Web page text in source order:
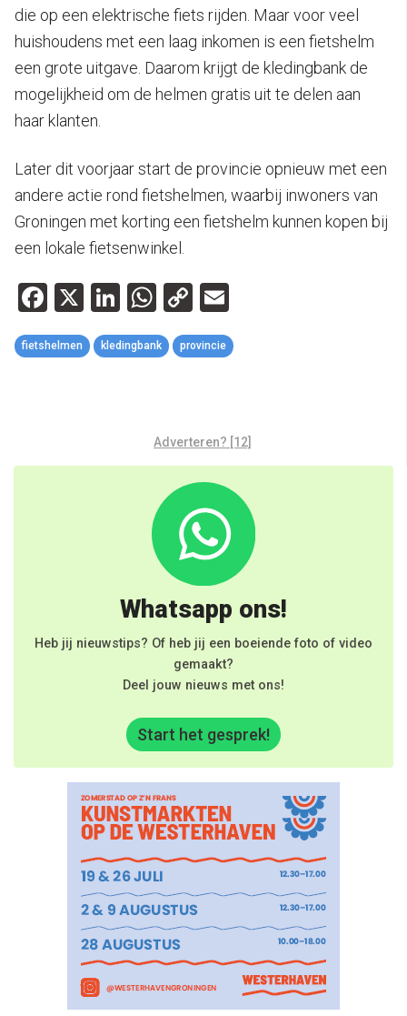
die op een elektrische fiets rijden. Maar voor veel
huishoudens met een laag inkomen is een fietshelm
een grote uitgave. Daarom krijgt de kledingbank de
mogelijkheid om de helmen gratis uit te delen aan
haar klanten.
Later dit voorjaar start de provincie opnieuw met een
andere actie rond fietshelmen, waarbij inwoners van
Groningen met korting een fietshelm kunnen kopen bij
een lokale fietsenwinkel.
Facebook
X LinkedIn
WhatsApp
Copy
Link
fietshelmen kledingbank provincie
Adverteren? [12]
Whatsapp ons!
Heb jij nieuwstips? Of heb jij een boeiende foto of video
gemaakt?
Deel jouw nieuws met ons!
Start het gesprek!